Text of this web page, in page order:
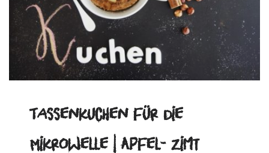
Tassenkuchen für die
Mikrowelle | Apfel- Zimt